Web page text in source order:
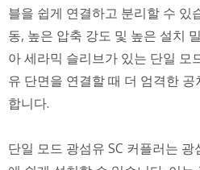
블을 쉽게 연결하고 분리할 수 있
동, 높은 압축 강도 및 높은 설치
아 세라믹 슬리브가 있는 단일 모
유 단면을 연결할 때 더 엄격한
합니다.
단일 모드 광섬유 SC 커플러는